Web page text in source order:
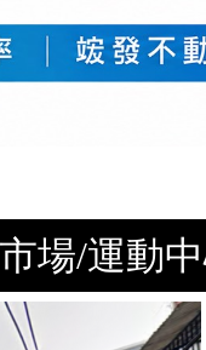
場/運動